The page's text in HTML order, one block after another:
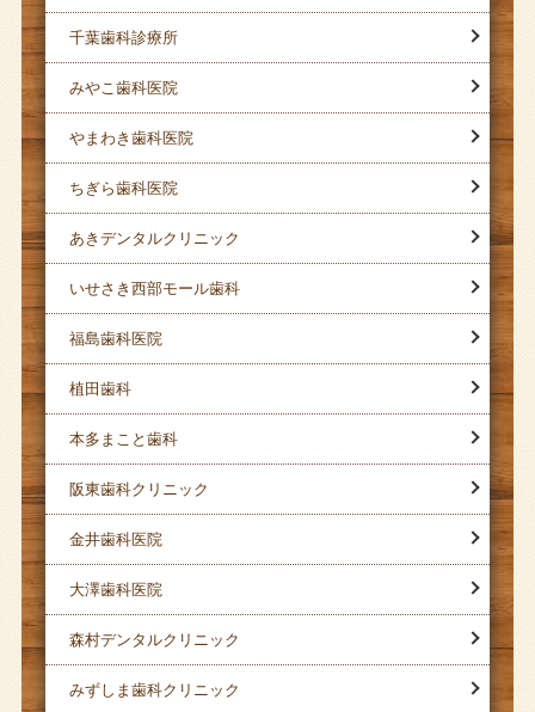
千葉歯科診療所
みやこ歯科医院
やまわき歯科医院
ちぎら歯科医院
あきデンタルクリニック
いせさき西部モール歯科
福島歯科医院
植田歯科
本多まこと歯科
阪東歯科クリニック
金井歯科医院
大澤歯科医院
森村デンタルクリニック
みずしま歯科クリニック